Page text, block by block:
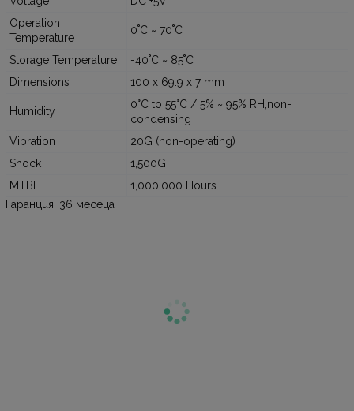
Operation
Temperature
0˚C ~ 70˚C
Storage Temperature
-40˚C ~ 85˚C
Dimensions
100 x 69.9 x 7 mm
Humidity
0°C to 55°C / 5% ~ 95% RH,non-
condensing
Vibration
20G (non-operating)
Shock
1,500G
MTBF
1,000,000 Hours
Гаранция: 36 месеца